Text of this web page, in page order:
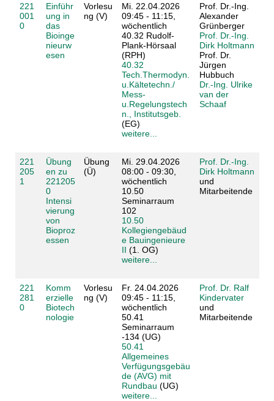
221
001
0
Einführ
ung in
das
Bioinge
nieurw
esen
Vorlesu
ng (V)
Mi. 22.04.2026
09:45 - 11:15,
wöchentlich
40.32 Rudolf-
Plank-Hörsaal
(RPH)
40.32
Tech.Thermodyn.
u.Kältetechn./
Mess-
u.Regelungstech
n., Institutsgeb.
(EG)
weitere...
Prof. Dr.-Ing.
Alexander
Grünberger
Prof. Dr.-Ing.
Dirk Holtmann
Prof. Dr.
Jürgen
Hubbuch
Dr.-Ing. Ulrike
van der
Schaaf
221
205
1
Übung
en zu
221205
0
Intensi
vierung
von
Bioproz
essen
Übung
(Ü)
Mi. 29.04.2026
08:00 - 09:30,
wöchentlich
10.50
Seminarraum
102
10.50
Kollegiengebäud
e Bauingenieure
II (1. OG)
weitere...
Prof. Dr.-Ing.
Dirk Holtmann
und
Mitarbeitende
221
281
0
Komm
erzielle
Biotech
nologie
Vorlesu
ng (V)
Fr. 24.04.2026
09:45 - 11:15,
wöchentlich
50.41
Seminarraum
-134 (UG)
50.41
Allgemeines
Verfügungsgebäu
de (AVG) mit
Rundbau (UG)
weitere...
Prof. Dr. Ralf
Kindervater
und
Mitarbeitende